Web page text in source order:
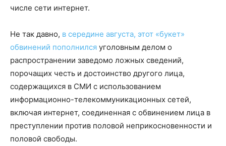
числе сети интернет.
Не так давно, в середине августа, этот «букет»
обвинений пополнился уголовным делом о
распространении заведомо ложных сведений,
порочащих честь и достоинство другого лица,
содержащихся в СМИ с использованием
информационно-телекоммуникационных сетей,
включая интернет, соединенная с обвинением лица в
преступлении против половой неприкосновенности и
половой свободы.